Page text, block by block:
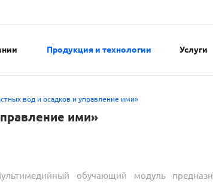
Продукция и технологии Услуги
вод и осадков и управление ими»
ими»
обучающий модуль